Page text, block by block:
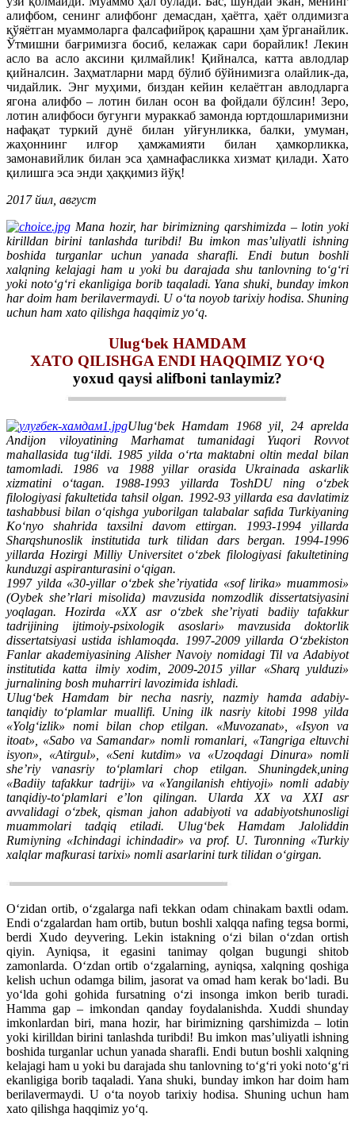
алифбом, сенинг алифбонг демасдан, ҳаётга, ҳаёт олдимизга
қўяётган муаммоларга фалсафийроқ қарашни ҳам ўрганайлик.
Ўтмишни бағримизга босиб, келажак сари борайлик! Лекин
асло ва асло аксини қилмайлик! Қийналса, катта авлодлар
қийналсин. Заҳматларни мард бўлиб бўйнимизга олайлик-да,
чидайлик. Энг муҳими, биздан кейин келаётган авлодларга
ягона алифбо – лотин билан осон ва фойдали бўлсин! Зеро,
лотин алифбоси бугунги мураккаб замонда юртдошларимизни
нафақат туркий дунё билан уйғунликка, балки, умуман,
жаҳоннинг илғор ҳамжамияти билан ҳамкорликка,
замонавийлик билан эса ҳамнафасликка хизмат қилади. Хато
қилишга эса энди ҳаққимиз йўқ!
2017 йил, август
Mana hozir, har birimizning qarshimizda – lotin yoki
kirilldan birini tanlashda turibdi! Bu imkon mas’uliyatli ishning
boshida turganlar uchun yanada sharafli. Endi butun boshli
xalqning kelajagi ham u yoki bu darajada shu tanlovning to‘g‘ri
yoki noto‘g‘ri ekanligiga borib taqaladi. Yana shuki, bunday imkon
har doim ham berilavermaydi. U o‘ta noyob tarixiy hodisa. Shuning
uchun ham xato qilishga haqqimiz yo‘q.
Ulug‘bek HAMDAM
XATO QILISHGA ENDI HAQQIMIZ YO‘Q
yoxud qaysi alifboni tanlaymiz?
Ulug‘bek Hamdam 1968 yil, 24 aprelda
Andijon viloyatining Marhamat tumanidagi Yuqori Rovvot
mahallasida tug‘ildi. 1985 yilda o‘rta maktabni oltin medal bilan
tamomladi. 1986 va 1988 yillar orasida Ukrainada askarlik
xizmatini o‘tagan. 1988-1993 yillarda ToshDU ning o‘zbek
filologiyasi fakultetida tahsil olgan. 1992-93 yillarda esa davlatimiz
tashabbusi bilan o‘qishga yuborilgan talabalar safida Turkiyaning
Ko‘nyo shahrida taxsilni davom ettirgan. 1993-1994 yillarda
Sharqshunoslik institutida turk tilidan dars bergan. 1994-1996
yillarda Hozirgi Milliy Universitet o‘zbek filologiyasi fakultetining
kunduzgi aspiranturasini o‘qigan.
1997 yilda «30-yillar o‘zbek she’riyatida «sof lirika» muammosi»
(Oybek she’rlari misolida) mavzusida nomzodlik dissertatsiyasini
yoqlagan. Hozirda «XX asr o‘zbek she’riyati badiiy tafakkur
tadrijining ijtimoiy-psixologik asoslari» mavzusida doktorlik
dissertatsiyasi ustida ishlamoqda. 1997-2009 yillarda O‘zbekiston
Fanlar akademiyasining Alisher Navoiy nomidagi Til va Adabiyot
institutida katta ilmiy xodim, 2009-2015 yillar «Sharq yulduzi»
jurnalining bosh muharriri lavozimida ishladi.
Ulug‘bek Hamdam bir necha nasriy, nazmiy hamda adabiy-
tanqidiy to‘plamlar muallifi. Uning ilk nasriy kitobi 1998 yilda
«Yolg‘izlik» nomi bilan chop etilgan. «Muvozanat», «Isyon va
itoat», «Sabo va Samandar» nomli romanlari, «Tangriga eltuvchi
isyon», «Atirgul», «Seni kutdim» va «Uzoqdagi Dinura» nomli
she’riy vanasriy to‘plamlari chop etilgan. Shuningdek,uning
«Badiiy tafakkur tadriji» va «Yangilanish ehtiyoji» nomli adabiy
tanqidiy-to‘plamlari e’lon qilingan. Ularda XX va XXI asr
avvalidagi o‘zbek, qisman jahon adabiyoti va adabiyotshunosligi
muammolari tadqiq etiladi. Ulug‘bek Hamdam Jaloliddin
Rumiyning «Ichindagi ichindadir» va prof. U. Turonning «Turkiy
xalqlar mafkurasi tarixi» nomli asarlarini turk tilidan o‘girgan.
O‘zidan ortib, o‘zgalarga nafi tekkan odam chinakam baxtli odam.
Endi o‘zgalardan ham ortib, butun boshli xalqqa nafing tegsa bormi,
berdi Xudo deyvering. Lekin istakning o‘zi bilan o‘zdan ortish
qiyin. Ayniqsa, it egasini tanimay qolgan bugungi shitob
zamonlarda. O‘zdan ortib o‘zgalarning, ayniqsa, xalqning qoshiga
kelish uchun odamga bilim, jasorat va omad ham kerak bo‘ladi. Bu
yo‘lda gohi gohida fursatning o‘zi insonga imkon berib turadi.
Hamma gap – imkondan qanday foydalanishda. Xuddi shunday
imkonlardan biri, mana hozir, har birimizning qarshimizda – lotin
yoki kirilldan birini tanlashda turibdi! Bu imkon mas’uliyatli ishning
boshida turganlar uchun yanada sharafli. Endi butun boshli xalqning
kelajagi ham u yoki bu darajada shu tanlovning to‘g‘ri yoki noto‘g‘ri
ekanligiga borib taqaladi. Yana shuki, bunday imkon har doim ham
berilavermaydi. U o‘ta noyob tarixiy hodisa. Shuning uchun ham
xato qilishga haqqimiz yo‘q.